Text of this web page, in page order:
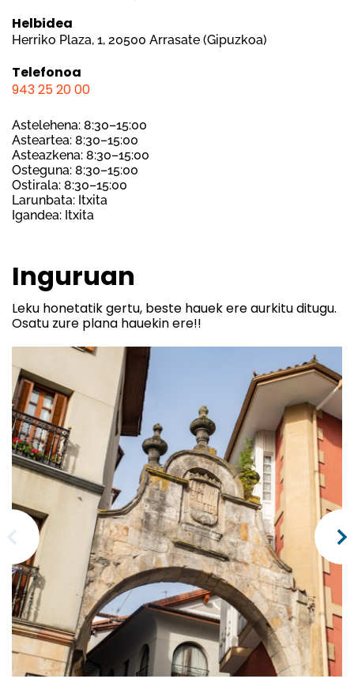
Helbidea
Herriko Plaza, 1, 20500 Arrasate (Gipuzkoa)
Telefonoa
943 25 20 00
Astelehena: 8:30–15:00
Asteartea: 8:30–15:00
Asteazkena: 8:30–15:00
Osteguna: 8:30–15:00
Ostirala: 8:30–15:00
Larunbata: Itxita
Igandea: Itxita
Inguruan
Leku honetatik gertu, beste hauek ere aurkitu ditugu.
Osatu zure plana hauekin ere!!